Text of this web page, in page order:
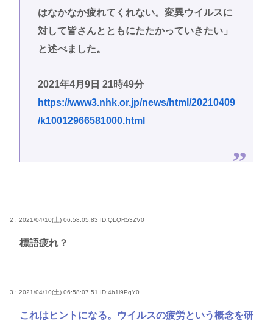
はなかなか疲れてくれない。変異ウイルスに
対して皆さんとともにたたかっていきたい」
と述べました。
2021年4月9日 21時49分
https://www3.nhk.or.jp/news/html/20210409
/k10012966581000.html
2 : 2021/04/10(土) 06:58:05.83 ID:QLQR53ZV0
標語疲れ？
3 : 2021/04/10(土) 06:58:07.51 ID:4b1l9PqY0
これはヒントになる。ウイルスの疲労という概念を研